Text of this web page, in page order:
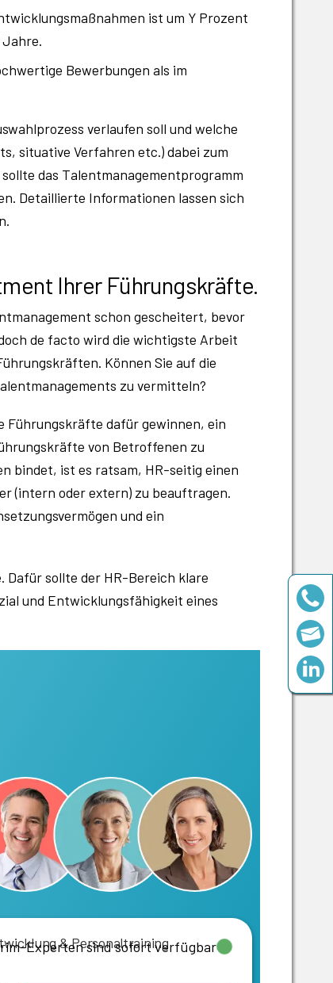
ist um Y Prozent
Bewerbungen als im
verlaufen soll und welche
situative Verfahren etc.) dabei zum
das Talentmanagementprogramm
Detaillierte Informationen lassen sich
Ihrer Führungskräfte.
schon gescheitert, bevor
de facto wird die wichtigste Arbeit
Können Sie auf die
zu vermitteln?
Führungskräfte dafür gewinnen, ein
von Betroffenen zu
bindet, ist es ratsam, HR-seitig einen
(intern oder extern) zu beauftragen.
und ein
Dafür sollte der HR-Bereich klare
und Entwicklungsfähigkeit eines
Experten sind sofort verfügbar
& Personaltraining